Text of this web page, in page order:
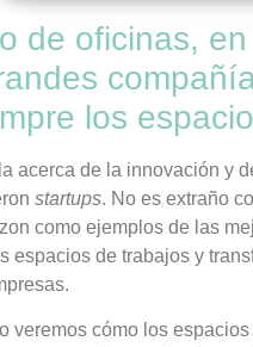
de oficinas,
los
acerca de la innovación y
startups. No es extraño
como ejemplos de las
espacios de trabajos y
veremos cómo los